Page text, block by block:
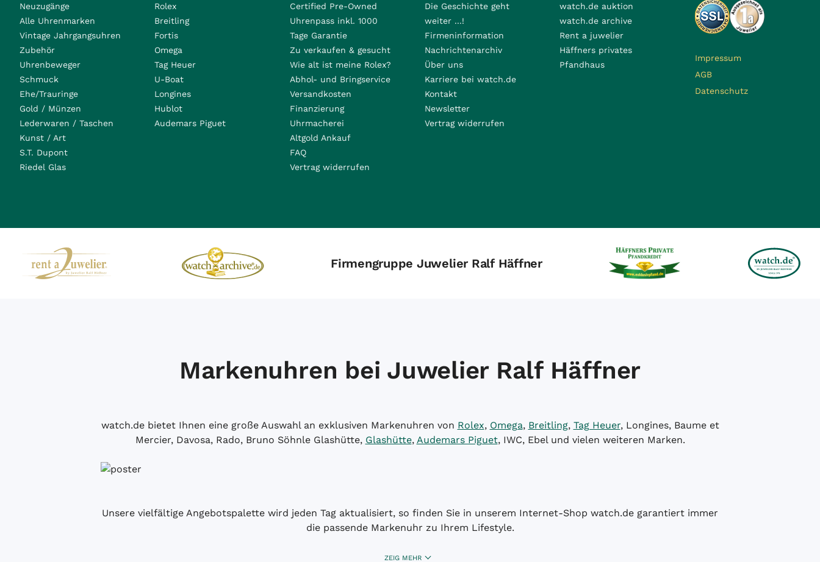
Neuzugänge
Alle Uhrenmarken
Vintage Jahrgangsuhren
Zubehör
Uhrenbeweger
Schmuck
Ehe/Trauringe
Gold / Münzen
Lederwaren / Taschen
Kunst / Art
S.T. Dupont
Riedel Glas
Rolex
Breitling
Fortis
Omega
Tag Heuer
U-Boat
Longines
Hublot
Audemars Piguet
Certified Pre-Owned
Uhrenpass inkl. 1000
Tage Garantie
Zu verkaufen & gesucht
Wie alt ist meine Rolex?
Abhol- und Bringservice
Versandkosten
Finanzierung
Uhrmacherei
Altgold Ankauf
FAQ
Vertrag widerrufen
Die Geschichte geht
weiter ...!
Firmeninformation
Nachrichtenarchiv
Über uns
Karriere bei watch.de
Kontakt
Newsletter
Vertrag widerrufen
watch.de auktion
watch.de archive
Rent a juwelier
Häffners privates
Pfandhaus
Impressum
AGB
Datenschutz
Firmengruppe Juwelier Ralf Häffner
Markenuhren bei Juwelier Ralf Häffner
watch.de bietet Ihnen eine große Auswahl an exklusiven Markenuhren von Rolex, Omega, Breitling, Tag Heuer, Longines, Baume et
Mercier, Davosa, Rado, Bruno Söhnle Glashütte, Glashütte, Audemars Piguet, IWC, Ebel und vielen weiteren Marken.
Unsere vielfältige Angebotspalette wird jeden Tag aktualisiert, so finden Sie in unserem Internet-Shop watch.de garantiert immer
die passende Markenuhr zu Ihrem Lifestyle.
ZEIG MEHR